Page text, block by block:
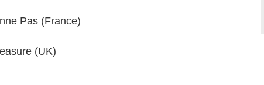
Pas (France)
(UK)